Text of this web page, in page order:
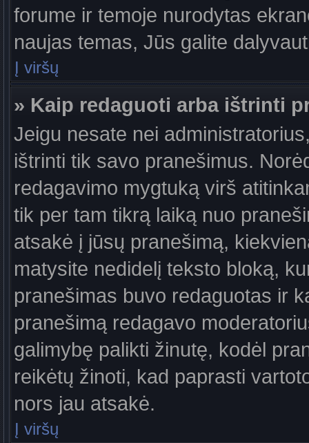
forume ir temoje nurodytas
naujas temas, Jūs galite
Į viršų
» Kaip redaguoti arba ištrinti
Jeigu nesate nei
ištrinti tik savo pranešimus.
redagavimo mygtuką virš
tik per tam tikrą laiką nuo
atsakė į jūsų pranešimą,
matysite nedidelį teksto bloką,
pranešimas buvo redaguotas ir
pranešimą redagavo
galimybę palikti žinutę, kodėl
reikėtų žinoti, kad paprasti
nors jau atsakė.
Į viršų